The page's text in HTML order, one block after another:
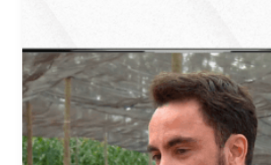
não são
para o
do site.